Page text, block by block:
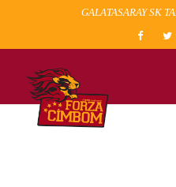
GALATASARAY SK